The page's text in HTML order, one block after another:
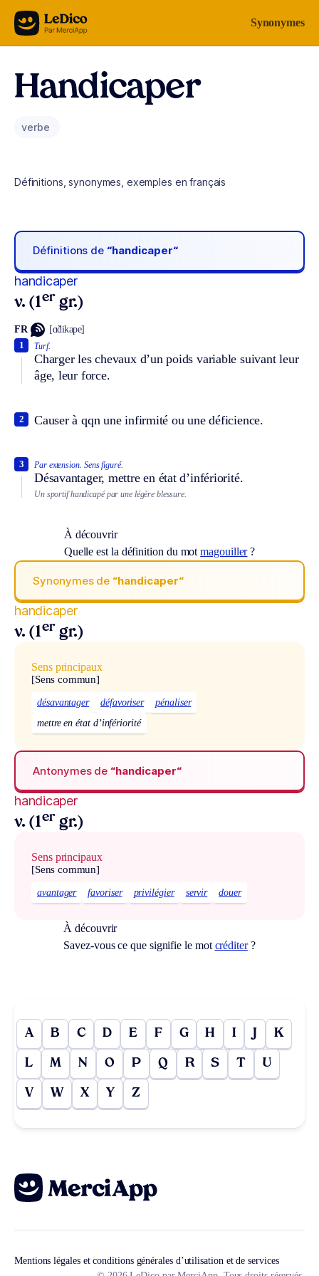
Aller au contenu Synonymes
Handicaper
verbe
Définitions, synonymes, exemples en français
Définitions de “handicaper“
handicaper
v. (1er gr.)
FR [ɑ̃dikape]
Turf.
Charger les chevaux d’un poids variable suivant leur
âge, leur force.
1
Causer à qqn une infirmité ou une déficience.
2
Par extension. Sens figuré.
Désavantager, mettre en état d’infériorité.
3
Un sportif handicapé par une légère blessure.
À découvrir
Quelle est la définition du motmagouiller?
Synonymes de “handicaper“
handicaper
v. (1er gr.)
Sens principaux
[Sens commun]
désavantager défavoriser
pénaliser
mettre en état d’infériorité
Antonymes de “handicaper“
handicaper
v. (1er gr.)
Sens principaux
[Sens commun]
avantager favoriser privilégier servir douer
À découvrir
Savez-vous ce que signifie le mot créditer?
A B C D E F G H I J K
L M N O P Q R S T U
V W X Y Z
Mentions légales et conditions générales d’utilisation et de services